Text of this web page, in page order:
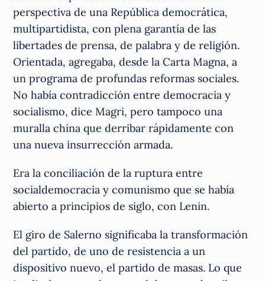
perspectiva de una República democrática,
multipartidista, con plena garantía de las
libertades de prensa, de palabra y de religión.
Orientada, agregaba, desde la Carta Magna, a
un programa de profundas reformas sociales.
No había contradicción entre democracia y
socialismo, dice Magri, pero tampoco una
muralla china que derribar rápidamente con
una nueva insurrección armada.
Era la conciliación de la ruptura entre
socialdemocracia y comunismo que se había
abierto a principios de siglo, con Lenin.
El giro de Salerno significaba la transformación
del partido, de uno de resistencia a un
dispositivo nuevo, el partido de masas. Lo que